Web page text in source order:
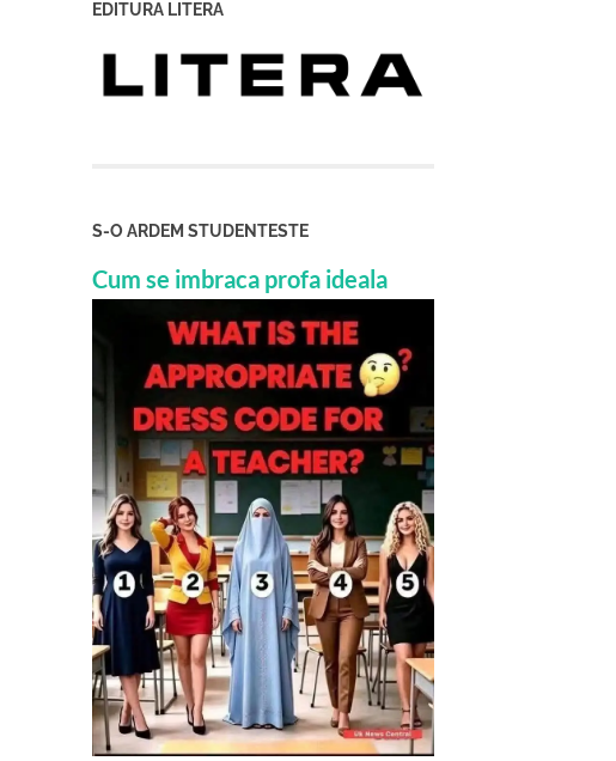
EDITURA LITERA
S-O ARDEM STUDENTESTE
Cum se imbraca profa ideala